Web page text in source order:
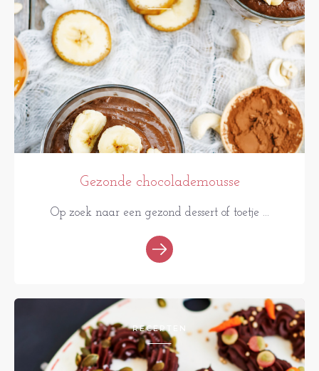
Gezonde chocolademousse
Op zoek naar een gezond dessert of toetje ...
RECEPTEN